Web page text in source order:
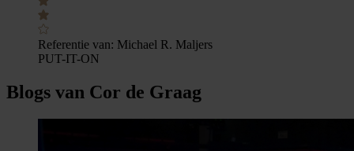
Referentie van: Michael R. Maljers
PUT-IT-ON
Blogs van Cor de Graag